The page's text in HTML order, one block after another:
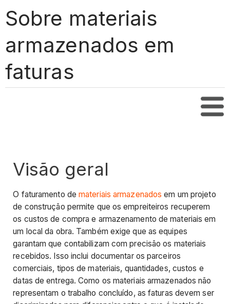
Sobre materiais
armazenados em
faturas
Visão geral
O faturamento demateriais armazenados em um projeto
de construção permite que os empreiteiros recuperem
os custos de compra e armazenamento de materiais em
um local da obra. Também exige que as equipes
garantam que contabilizam com precisão os materiais
recebidos. Isso inclui documentar os parceiros
comerciais, tipos de materiais, quantidades, custos e
datas de entrega. Como os materiais armazenados não
representam o trabalho concluído, as faturas devem ser